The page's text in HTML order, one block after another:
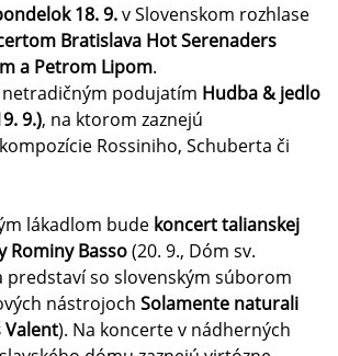
18. 9.v Slovenskom rozhlase
Bratislava Hot Serenaders
a Petrom Lipom.
podujatím Hudba & jedlo
9.), na ktorom zaznejú
Rossiniho, Schuberta či
lákadlom bude koncert talianskej
Rominy Basso(20. 9., Dóm sv.
predstaví so slovenským súborom
nástrojoch Solamente naturali
Valent). Na koncerte v nádherných